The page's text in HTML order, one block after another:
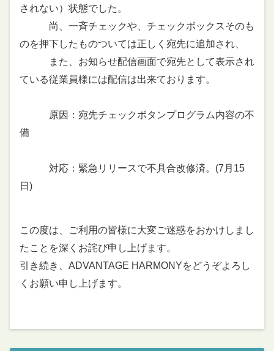
されない）状態でした。
尚、一斉チェックや、チェックボックスそのも
のを押下したものついては正しく宛先に追加され、
また、お知らせ配信画面で宛先として表示され
ている従業員様には配信は出来ております。
原因：宛先チェックボタンプログラム内容の不
備
対応：緊急リリースで不具合改修済。(7月15
日)
この度は、ご利用の皆様に大変ご迷惑をおかけしまし
たことを深くお詫び申し上げます。
引き続き、ADVANTAGE HARMONYをどうぞよろし
くお願い申し上げます。